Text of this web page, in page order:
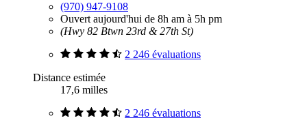
(970) 947-9108
Ouvert aujourd'hui de 8h am à 5h pm
(Hwy 82 Btwn 23rd & 27th St)
2 246 évaluations
Distance estimée
17,6 milles
2 246 évaluations